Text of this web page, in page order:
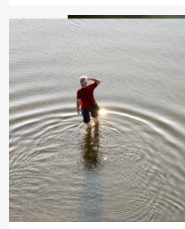
Videón, amikor II.
1993-ban egy
iskolában...